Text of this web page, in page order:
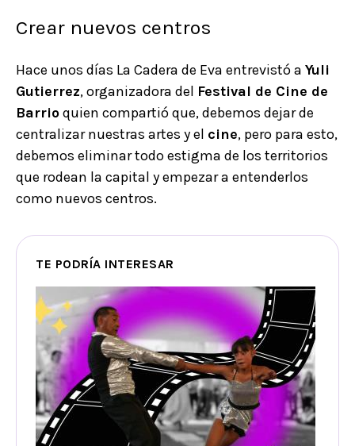
Crear nuevos centros
Hace unos días La Cadera de Eva entrevistó a Yuli
Gutierrez, organizadora del Festival de Cine de
Barrioquien compartió que, debemos dejar de
centralizar nuestras artes y el cine, pero para esto,
debemos eliminar todo estigma de los territorios
que rodean la capital y empezar a entenderlos
como nuevos centros.
TE PODRÍA INTERESAR